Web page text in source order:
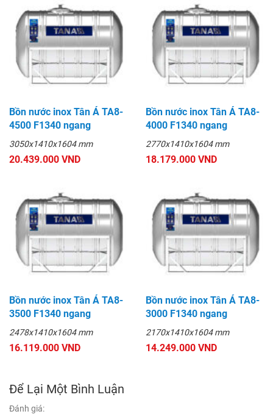
Bồn nước inox Tân Á TA8-
4500 F1340 ngang
3050x1410x1604 mm
20.439.000 VND
Bồn nước inox Tân Á TA8-
4000 F1340 ngang
2770x1410x1604 mm
18.179.000 VND
Bồn nước inox Tân Á TA8-
3500 F1340 ngang
2478x1410x1604 mm
16.119.000 VND
Bồn nước inox Tân Á TA8-
3000 F1340 ngang
2170x1410x1604 mm
14.249.000 VND
Để Lại Một Bình Luận
Đánh giá: